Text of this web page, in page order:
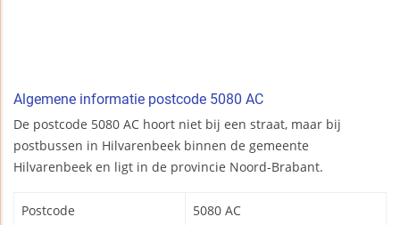
Algemene informatie postcode 5080 AC
De postcode 5080 AC hoort niet bij een straat, maar bij
postbussen in Hilvarenbeek binnen de gemeente
Hilvarenbeek en ligt in de provincie Noord-Brabant.
Postcode 5080 AC